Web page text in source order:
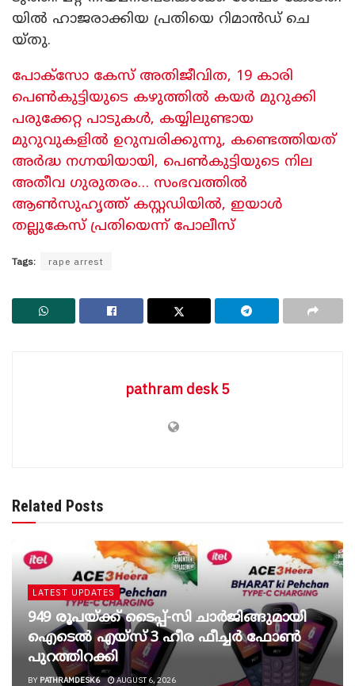
യി​ൽ ഹാ​ജ​രാ​ക്കി​യ പ്ര​തി​യെ റി​മാ​ൻ​ഡ് ചെ​
യ്തു.
പോക്സോ കേസ് അതിജീവിത, 19 കാരി
പെൺകുട്ടിയുടെ കഴുത്തിൽ കയർ മുറുക്കി
പരുക്കേറ്റ പാടുകൾ, കയ്യിലുണ്ടായ
മുറുവുകളിൽ ഉറുമ്പരിക്കുന്നു, കണ്ടെത്തിയത്
അർദ്ധ ന​ഗ്നയിയായി, പെൺകുട്ടിയുടെ നില
അതീവ ​ഗുരുതരം… സംഭവത്തിൽ
ആൺസുഹൃത്ത് കസ്റ്റഡിയിൽ, ഇയാൾ
തല്ലുകേസ് പ്രതിയെന്ന് പോലീസ്
Tags: rape arrest
pathram desk 5
Related Posts
LATEST UPDATES
949 രൂപയ്ക്ക് ടൈപ്പ്-സി ചാർജിങ്ങുമായി
ഐടെൽ എയ്സ് 3 ഹീര ഫീച്ചർ ഫോൺ
പുറത്തിറക്കി
BY PATHRAMDESK6 AUGUST 6, 2026